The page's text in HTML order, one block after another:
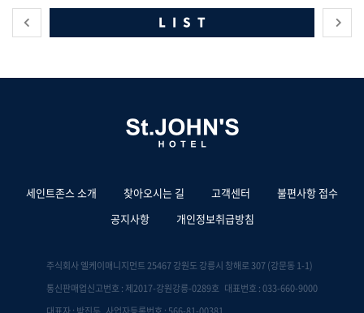
LIST
세인트존스 소개 찾아오시는 길 고객센터
불편사항 접수
공지사항
개인정보취급방침
주식회사 엘케이매니지먼트 25467 강원도 강릉시 창해로 307 (강문동 1-1)
통신판매업신고번호 : 제2017-강원강릉-0289호 대표번호 : 033-660-9000